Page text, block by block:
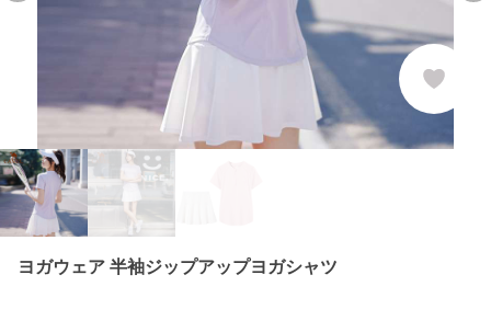
ヨガウェア 半袖ジップアップヨガシャツ